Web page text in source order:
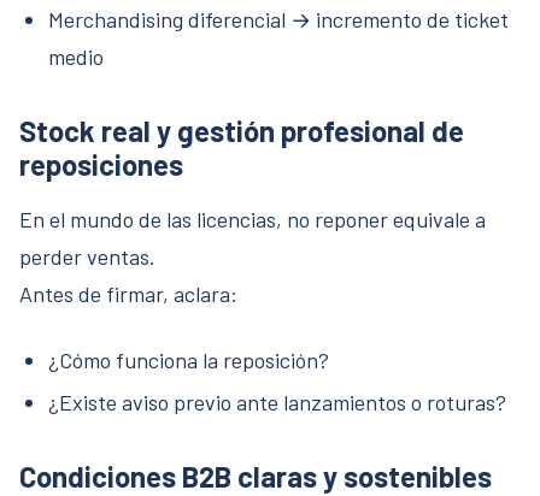
Merchandising diferencial → incremento de ticket
medio
Stock real y gestión profesional de
reposiciones
En el mundo de las licencias, no reponer equivale a
perder ventas.
Antes de firmar, aclara:
¿Cómo funciona la reposición?
¿Existe aviso previo ante lanzamientos o roturas?
Condiciones B2B claras y sostenibles